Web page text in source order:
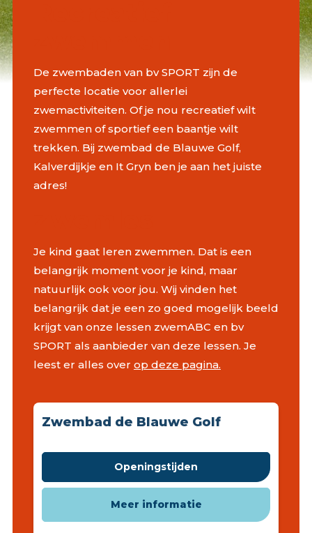
De zwembaden van bv SPORT zijn de
perfecte locatie voor allerlei
zwemactiviteiten. Of je nou recreatief wilt
zwemmen of sportief een baantje wilt
trekken. Bij zwembad de Blauwe Golf,
Kalverdijkje en It Gryn ben je aan het juiste
adres!
Je kind gaat leren zwemmen. Dat is een
belangrijk moment voor je kind, maar
natuurlijk ook voor jou. Wij vinden het
belangrijk dat je een zo goed mogelijk beeld
krijgt van onze lessen zwemABC en bv
SPORT als aanbieder van deze lessen. Je
leest er alles over op deze pagina.
Zwembad de Blauwe Golf
Openingstijden
Meer informatie